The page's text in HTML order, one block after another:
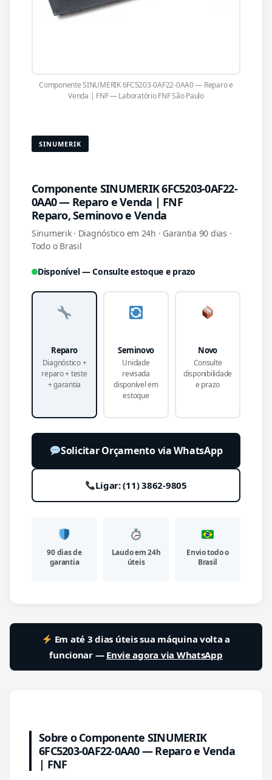
Componente SINUMERIK 6FC5203-0AF22-0AA0 — Reparo e
Venda | FNF — Laboratório FNF São Paulo
SINUMERIK
Componente SINUMERIK 6FC5203-0AF22-
0AA0 — Reparo e Venda | FNF
Reparo, Seminovo e Venda
Sinumerik · Diagnóstico em 24h · Garantia 90 dias ·
Todo o Brasil
Disponível — Consulte estoque e prazo
Reparo
Diagnóstico +
reparo + teste
+ garantia
Seminovo
Unidade
revisada
disponível em
estoque
Novo
Consulte
disponibilidade
e prazo
Solicitar Orçamento via WhatsApp
Ligar: (11) 3862-9805
90 dias de
garantia
Laudo em 24h
úteis
Envio todo o
Brasil
Em até 3 dias úteis sua máquina volta a
funcionar — Envie agora via WhatsApp
Sobre o Componente SINUMERIK
6FC5203-0AF22-0AA0 — Reparo e Venda
| FNF